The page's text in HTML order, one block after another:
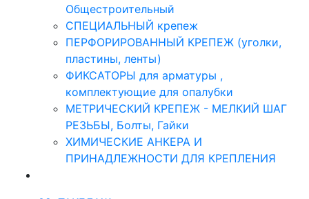
Общестроительный
СПЕЦИАЛЬНЫЙ крепеж
ПЕРФОРИРОВАННЫЙ КРЕПЕЖ (уголки,
пластины, ленты)
ФИКСАТОРЫ для арматуры ,
комплектующие для опалубки
МЕТРИЧЕСКИЙ КРЕПЕЖ - МЕЛКИЙ ШАГ
РЕЗЬБЫ, Болты, Гайки
ХИМИЧЕСКИЕ АНКЕРА И
ПРИНАДЛЕЖНОСТИ ДЛЯ КРЕПЛЕНИЯ